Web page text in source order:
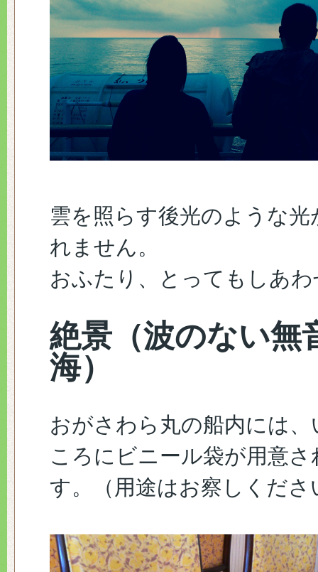
雲を照らす後光のような光
れません。
おふたり、とってもしあ
絶景（波のない無
海）
おがさわら丸の船内には
ころにビニール袋が用意
す。（用途はお察しくださ